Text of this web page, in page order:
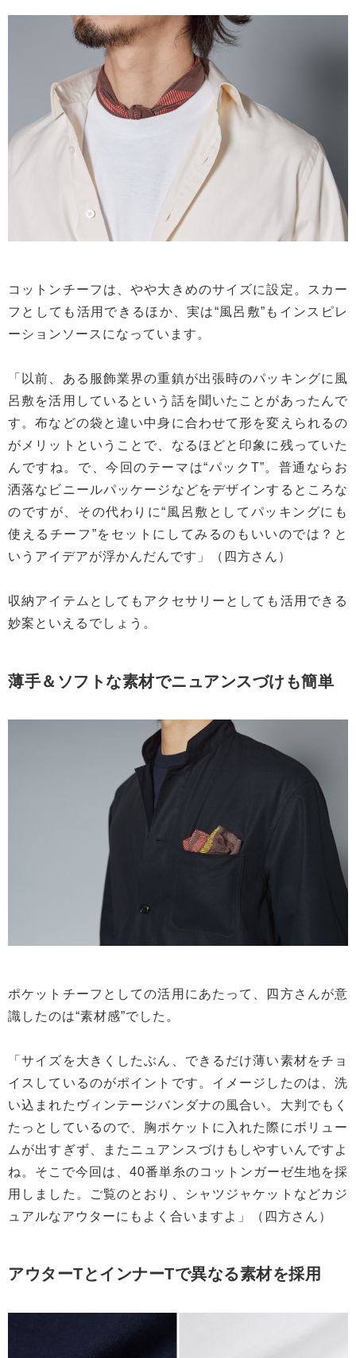
コットンチーフは、やや大きめのサイズに設定。スカー
フとしても活用できるほか、実は“風呂敷”もインスピレ
ーションソースになっています。
「以前、ある服飾業界の重鎮が出張時のパッキングに風
呂敷を活用しているという話を聞いたことがあったんで
す。布などの袋と違い中身に合わせて形を変えられるの
がメリットということで、なるほどと印象に残っていた
んですね。で、今回のテーマは“パックT”。普通ならお
洒落なビニールパッケージなどをデザインするところな
のですが、その代わりに“風呂敷としてパッキングにも
使えるチーフ”をセットにしてみるのもいいのでは？と
いうアイデアが浮かんだんです」（四方さん）
収納アイテムとしてもアクセサリーとしても活用できる
妙案といえるでしょう。
薄手＆ソフトな素材でニュアンスづけも簡単
ポケットチーフとしての活用にあたって、四方さんが意
識したのは“素材感”でした。
「サイズを大きくしたぶん、できるだけ薄い素材をチョ
イスしているのがポイントです。イメージしたのは、洗
い込まれたヴィンテージバンダナの風合い。大判でもく
たっとしているので、胸ポケットに入れた際にボリュー
ムが出すぎず、またニュアンスづけもしやすいんですよ
ね。そこで今回は、40番単糸のコットンガーゼ生地を採
用しました。ご覧のとおり、シャツジャケットなどカジ
ュアルなアウターにもよく合いますよ」（四方さん）
アウターTとインナーTで異なる素材を採用